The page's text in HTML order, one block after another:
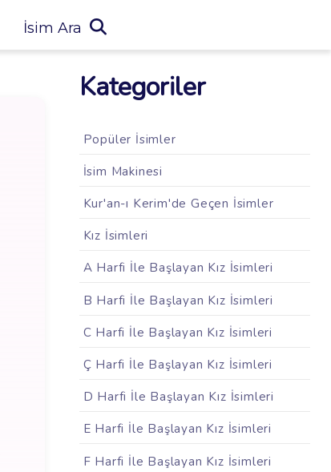
İsim Ara
Kategoriler
Popüler İsimler
İsim Makinesi
Kur'an-ı Kerim'de Geçen İsimler
Kız İsimleri
A Harfi İle Başlayan Kız İsimleri
B Harfi İle Başlayan Kız İsimleri
C Harfi İle Başlayan Kız İsimleri
Ç Harfi İle Başlayan Kız İsimleri
D Harfi İle Başlayan Kız İsimleri
E Harfi İle Başlayan Kız İsimleri
F Harfi İle Başlayan Kız İsimleri